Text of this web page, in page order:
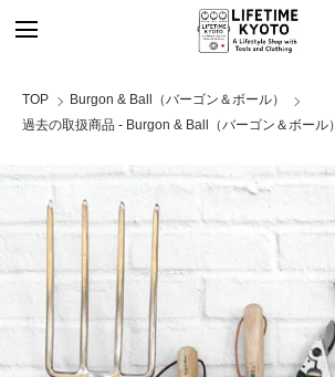
TOP
Burgon & Ball（バーゴン＆ボール）
過去の取扱商品 - Burgon & Ball（バーゴン＆ボール）